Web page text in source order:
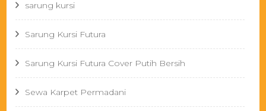
sarung kursi
Sarung Kursi Futura
Sarung Kursi Futura Cover Putih Bersih
Sewa Karpet Permadani